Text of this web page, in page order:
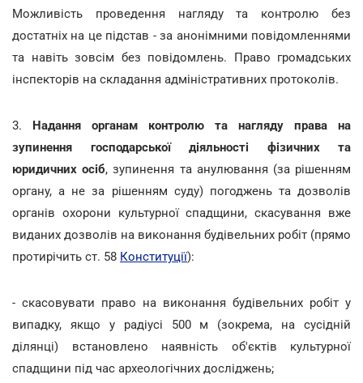
Можливість проведення нагляду та контролю без
достатніх на це підстав - за анонімними повідомленнями
та навіть зовсім без повідомлень. Право громадських
інспекторів на складання адміністративних протоколів.
3. Надання органам контролю та нагляду права на
зупинення господарської діяльності фізичних та
юридичних осіб, зупинення та анулювання (за рішенням
органу, а не за рішенням суду) погоджень та дозволів
органів охорони культурної спадщини, скасування вже
виданих дозволів на виконання будівельних робіт (прямо
протирічить ст. 58 Конституції):
- скасовувати право на виконання будівельних робіт у
випадку, якщо у радіусі 500 м (зокрема, на сусідній
ділянці) встановлено наявність об'єктів культурної
спадщини під час археологічних досліджень;